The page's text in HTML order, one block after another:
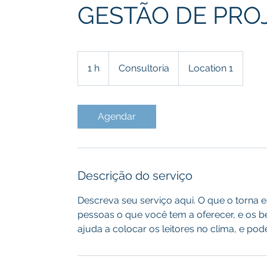
GESTÃO DE
1 h Consultoria Location 1
Agendar
Descrição do serviço
Descreva seu serviço aqui. O que o torna
pessoas o que você tem a oferecer, e os
ajuda a colocar os leitores no clima, e